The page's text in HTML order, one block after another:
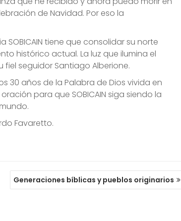
de Navidad. Por eso la
SOBICAIN tiene que consolidar su norte
histórico actual. La luz que ilumina el
seguidor Santiago Alberione.
30 años de la Palabra de Dios vivida en
para que SOBICAIN siga siendo la
Generaciones bíblicas y pueblos originarios